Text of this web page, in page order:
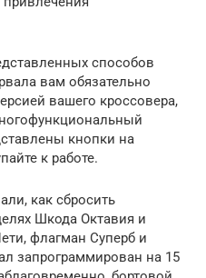
способов
вам обязательно
вашего кроссовера,
кнопки на
к работе.
как сбросить
Шкода Октавия и
флагман Суперб и
запрограммирован на 15